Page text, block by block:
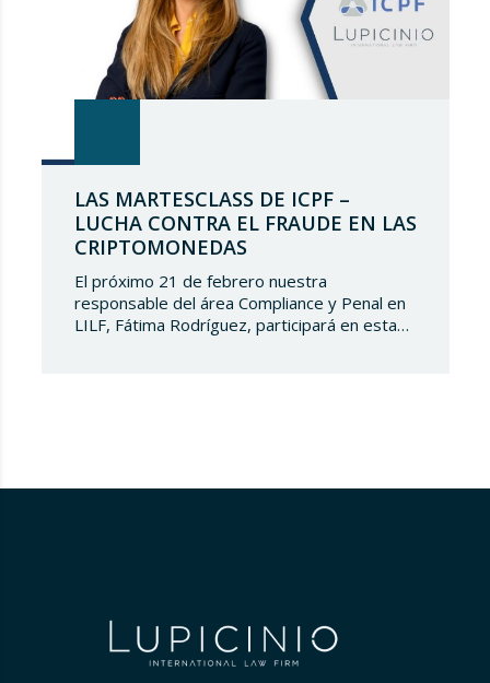
LAS MARTESCLASS DE ICPF –
LUCHA CONTRA EL FRAUDE EN LAS
CRIPTOMONEDAS
El próximo 21 de febrero nuestra
responsable del área Compliance y Penal en
LILF, Fátima Rodríguez, participará en esta